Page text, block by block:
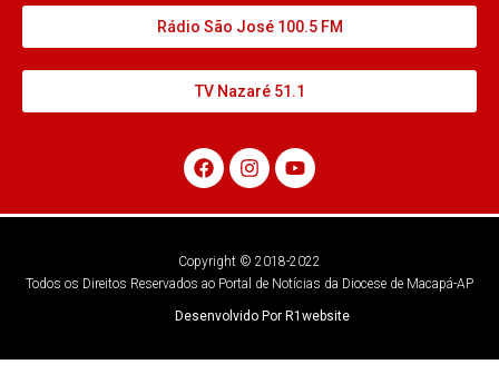
Rádio São José 100.5 FM
TV Nazaré 51.1
Copyright © 2018-2022
Todos os Direitos Reservados ao Portal de Notícias da Diocese de Macapá-AP
Desenvolvido Por R1website